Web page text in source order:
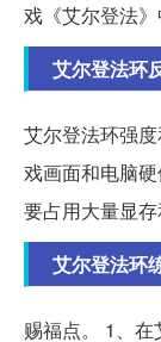
戏《艾尔登法》
艾尔登法环
艾尔登法环强
戏画面和电脑
要占用大量显
艾尔登法环
赐福点。 1、